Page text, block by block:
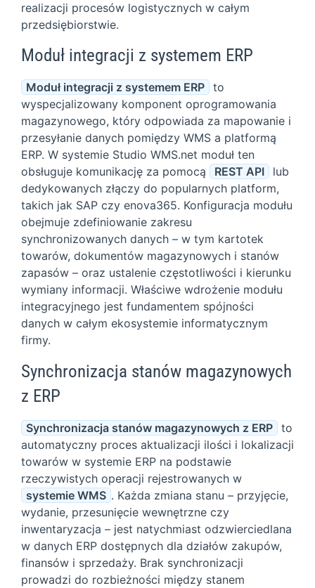
realizacji procesów logistycznych w całym
przedsiębiorstwie.
Moduł integracji z systemem ERP
Moduł integracji z systemem ERP to
wyspecjalizowany komponent oprogramowania
magazynowego, który odpowiada za mapowanie i
przesyłanie danych pomiędzy WMS a platformą
ERP. W systemie Studio WMS.net moduł ten
obsługuje komunikację za pomocą
REST API
lub
dedykowanych złączy do popularnych platform,
takich jak SAP czy enova365. Konfiguracja modułu
obejmuje zdefiniowanie zakresu
synchronizowanych danych – w tym kartotek
towarów, dokumentów magazynowych i stanów
zapasów – oraz ustalenie częstotliwości i kierunku
wymiany informacji. Właściwe wdrożenie modułu
integracyjnego jest fundamentem spójności
danych w całym ekosystemie informatycznym
firmy.
Synchronizacja stanów magazynowych
z ERP
Synchronizacja stanów magazynowych z ERP to
automatyczny proces aktualizacji ilości i lokalizacji
towarów w systemie ERP na podstawie
rzeczywistych operacji rejestrowanych w
systemie WMS . Każda zmiana stanu – przyjęcie,
wydanie, przesunięcie wewnętrzne czy
inwentaryzacja – jest natychmiast odzwierciedlana
w danych ERP dostępnych dla działów zakupów,
finansów i sprzedaży. Brak synchronizacji
prowadzi do rozbieżności między stanem